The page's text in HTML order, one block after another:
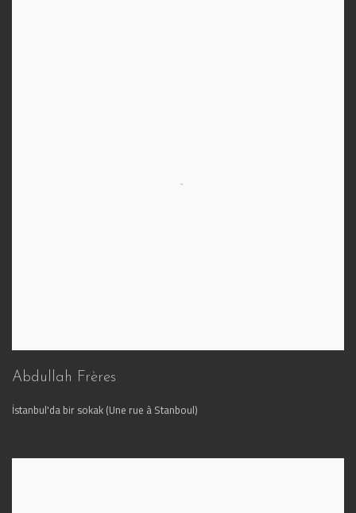
Abdullah Frères
İstanbul'da bir sokak (Une rue à Stanboul)